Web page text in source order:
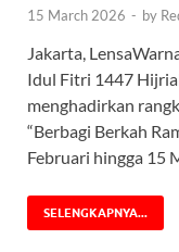
15 March 2026 - by
Jakarta,
Idul Fitri 1447
menghadirkan
“Berbagi Berkah
Februari hingga 15
SELENGKAPNYA...